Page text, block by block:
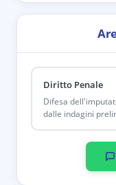
Diritto Penale
Difesa
dalle indagini